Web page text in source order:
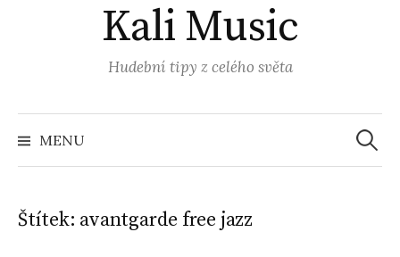
Kali Music
Hudební tipy z celého světa
MENU
Štítek: avantgarde free jazz